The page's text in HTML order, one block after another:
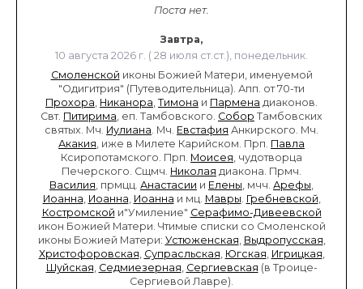
Поста нет.
Завтра,
10 августа 2026 г. ( 28 июля ст.ст.), понедельник.
Смоленской иконы Божией Матери, именуемой
"Одигитрия" (Путеводительница). Апп. от 70-ти
Прохора, Никанора, Тимона и Пармена диаконов.
Свт. Питирима, еп. Тамбовского. Собор Тамбовских
святых. Мч. Иулиана. Мч. Евстафия Анкирского. Мч.
Акакия, иже в Милете Карийском. Прп. Павла
Ксиропотамского. Прп. Моисея, чудотворца
Печерского. Сщмч. Николая диакона. Прмч.
Василия, прмцц. Анастасии и Елены, мчч. Арефы,
Иоанна, Иоанна, Иоанна и мц. Мавры. Гребневской,
Костромской и"Умиление" Серафимо-Дивеевской
икон Божией Матери. Чтимые списки со Смоленской
иконы Божией Матери: Устюженская, Выдропусская,
Христофоровская, Супрасльская, Югская, Игрицкая,
Шуйская, Седмиезерная, Сергиевская (в Троице-
Сергиевой Лавре).